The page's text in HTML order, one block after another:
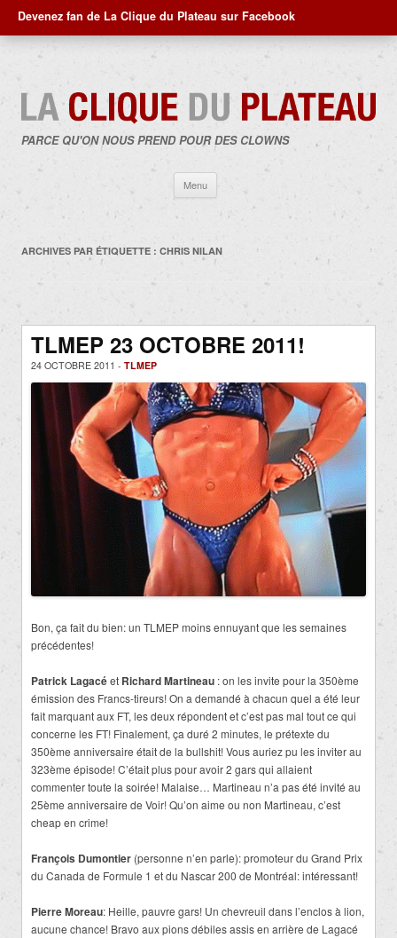
Devenez fan de La Clique du Plateau sur Facebook
PARCE QU'ON NOUS PREND POUR DES CLOWNS
Menu
contenu
ARCHIVES PAR ÉTIQUETTE : CHRIS NILAN
TLMEP 23 OCTOBRE 2011!
24 OCTOBRE 2011 - TLMEP
Bon, ça fait du bien: un TLMEP moins ennuyant que les semaines
précédentes!
Patrick Lagacéet Richard Martineau : on les invite pour la 350ème
émission des Francs-tireurs! On a demandé à chacun quel a été leur
fait marquant aux FT, les deux répondent et c’est pas mal tout ce qui
concerne les FT! Finalement, ça duré 2 minutes, le prétexte du
350ème anniversaire était de la bullshit! Vous auriez pu les inviter au
323ème épisode! C’était plus pour avoir 2 gars qui allaient
commenter toute la soirée! Malaise… Martineau n’a pas été invité au
25ème anniversaire de Voir! Qu’on aime ou non Martineau, c’est
cheap en crime!
François Dumontier (personne n’en parle): promoteur du Grand Prix
du Canada de Formule 1 et du Nascar 200 de Montréal: intéressant!
Pierre Moreau: Heille, pauvre gars! Un chevreuil dans l’enclos à lion,
aucune chance! Bravo aux pions débiles assis en arrière de Lagacé